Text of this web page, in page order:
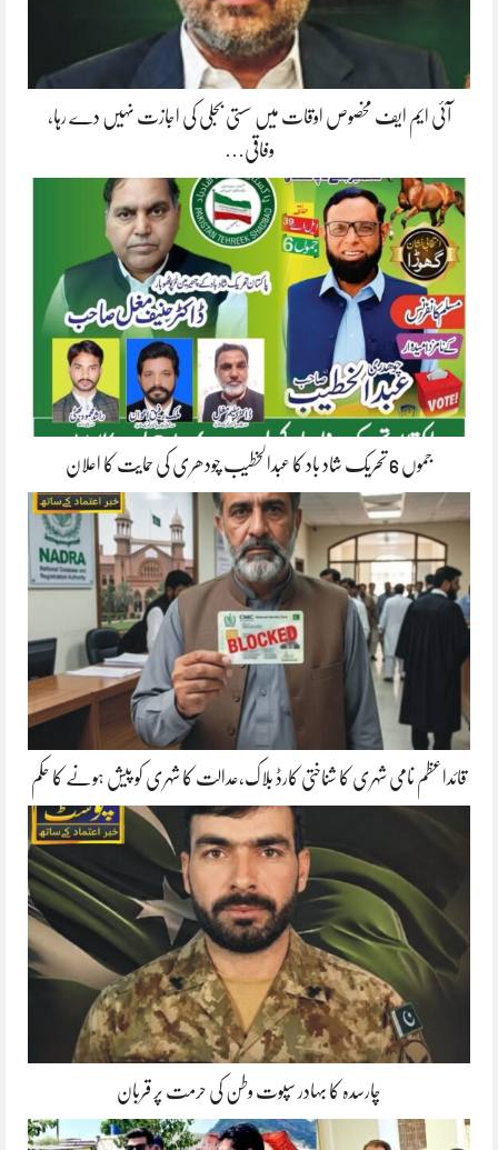
آئی ایم ایف مخصوص اوقات میں سستی بجلی کی اجازت نہیں دے رہا،
وفاقی…
جموں 6 تحریک شاد باد کا عبدالخطیب چودھری کی حمایت کا اعلان
قائداعظم نامی شہری کا شناختی کارڈ بلاک،عدالت کا شہری کو پیش ہونے کا حکم
چارسدہ کا بہادر سپوت وطن کی حرمت پر قربان